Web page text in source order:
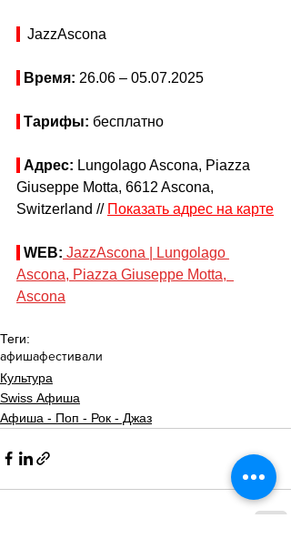
JazzAscona
Время: 26.06 – 05.07.2025
Тарифы: бесплатно
Адрес: Lungolago Ascona, Piazza
Giuseppe Motta, 6612 Ascona,
Switzerland // Показать адрес на карте
WEB: JazzAscona | Lungolago
Ascona, Piazza Giuseppe Motta,
Ascona
Теги:
афишафестивали
Культура
Swiss Афиша
Афиша - Поп - Рок - Джаз